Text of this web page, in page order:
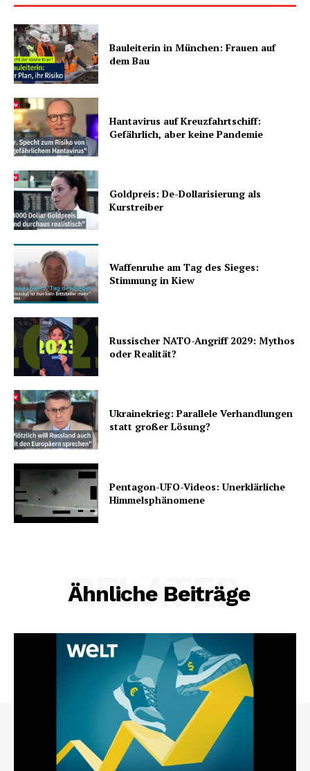
Bauleiterin in München: Frauen auf
dem Bau
Hantavirus auf Kreuzfahrtschiff:
Gefährlich, aber keine Pandemie
Goldpreis: De-Dollarisierung als
Kurstreiber
Waffenruhe am Tag des Sieges:
Stimmung in Kiew
Russischer NATO-Angriff 2029: Mythos
oder Realität?
Ukrainekrieg: Parallele Verhandlungen
statt großer Lösung?
Pentagon-UFO-Videos: Unerklärliche
Himmelsphänomene
Ähnliche Beiträge
RELATED